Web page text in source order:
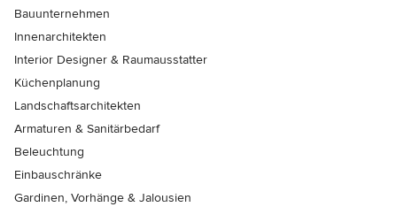
Bauunternehmen
Innenarchitekten
Interior Designer & Raumausstatter
Küchenplanung
Landschaftsarchitekten
Armaturen & Sanitärbedarf
Beleuchtung
Einbauschränke
Gardinen, Vorhänge & Jalousien